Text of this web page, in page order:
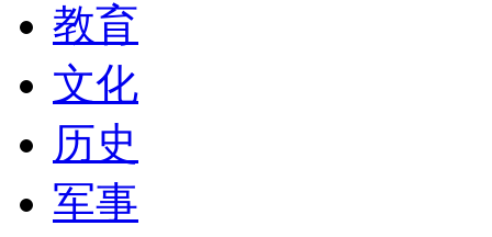
教育
文化
历史
军事